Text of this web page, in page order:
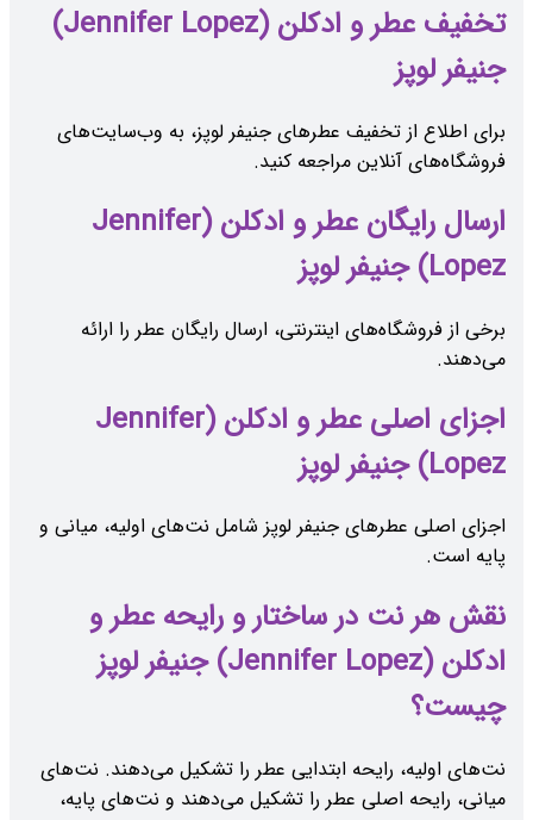
تخفیف عطر و ادکلن (Jennifer Lopez)
جنیفر لوپز
برای اطلاع از تخفیف عطرهای جنیفر لوپز، به وب‌سایت‌های
فروشگاه‌های آنلاین مراجعه کنید.
ارسال رایگان عطر و ادکلن (Jennifer
Lopez) جنیفر لوپز
برخی از فروشگاه‌های اینترنتی، ارسال رایگان عطر را ارائه
می‌دهند.
اجزای اصلی عطر و ادکلن (Jennifer
Lopez) جنیفر لوپز
اجزای اصلی عطرهای جنیفر لوپز شامل نت‌های اولیه، میانی و
پایه است.
نقش هر نت در ساختار و رایحه عطر و
ادکلن (Jennifer Lopez) جنیفر لوپز
چیست؟
نت‌های اولیه، رایحه ابتدایی عطر را تشکیل می‌دهند. نت‌های
میانی، رایحه اصلی عطر را تشکیل می‌دهند و نت‌های پایه،